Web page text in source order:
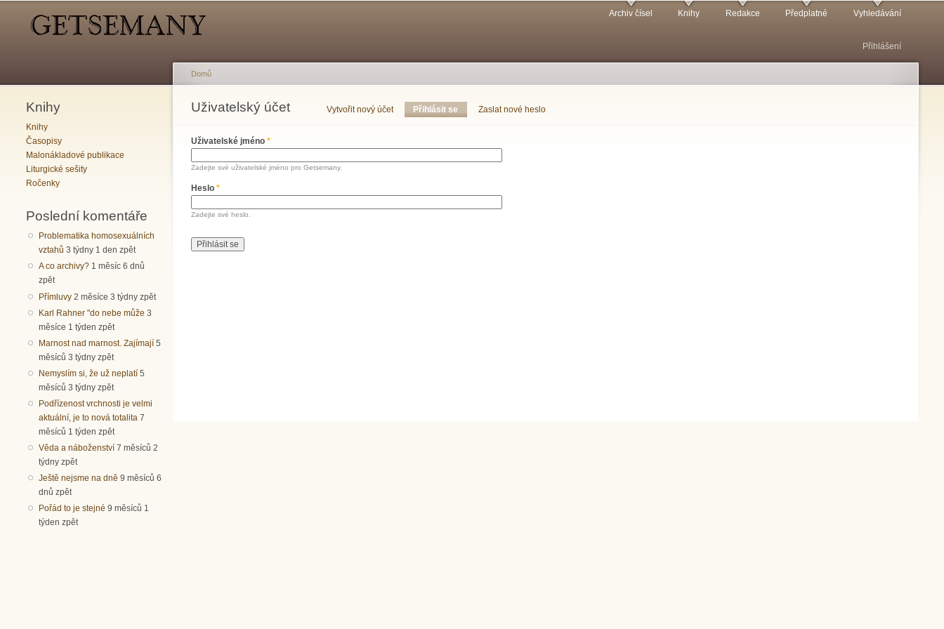
Archiv čísel Knihy Redakce Předplatné Vyhledávání
Přihlášení
Knihy
Knihy
Časopisy
Malonákladové publikace
Liturgické sešity
Ročenky
Poslední komentáře
Problematika homosexuálních
vztahů 3 týdny 1 den zpět
A co archivy? 1 měsíc 6 dnů
zpět
Přímluvy 2 měsíce 3 týdny zpět
Karl Rahner "do nebe může 3
měsíce 1 týden zpět
Marnost nad marnost. Zajímají 5
měsíců 3 týdny zpět
Nemyslím si, že už neplatí 5
měsíců 3 týdny zpět
Podřízenost vrchnosti je velmi
aktuální, je to nová totalita 7
měsíců 1 týden zpět
Věda a náboženství 7 měsíců 2
týdny zpět
Ještě nejsme na dně 9 měsíců 6
dnů zpět
Pořád to je stejné 9 měsíců 1
týden zpět
Jste zde
Domů
Uživatelský účet
Hlavní záložky Vytvořit nový účet Přihlásit se (aktivní záložka)
Zaslat nové heslo
Uživatelské jméno *
Zadejte své uživatelské jméno pro Getsemany.
Heslo *
Zadejte své heslo.